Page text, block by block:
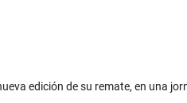
edición de su remate, en una